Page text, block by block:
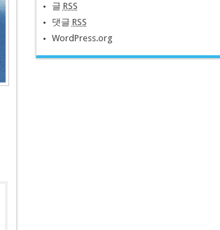
글 RSS
댓글 RSS
WordPress.org